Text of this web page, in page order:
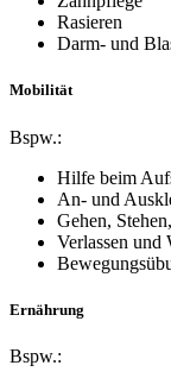
Rasieren
Darm- und
Mobilität
Bspw.:
Hilfe beim
An- und
Gehen,
Verlassen und
Ernährung
Bspw.: